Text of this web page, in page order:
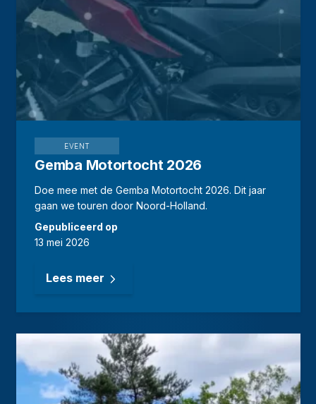
EVENT
Gemba Motortocht 2026
Doe mee met de Gemba Motortocht 2026. Dit jaar
gaan we touren door Noord-Holland.
Gepubliceerd op
13 mei 2026
Lees meer